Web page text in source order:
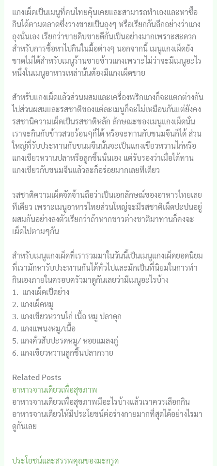
แกงเผ็ดเป็นเมนูที่คนไทยคุ้นเคยและสามารถทำเองและหาซื้อ
กินได้ตามตลาดซึ่งวางขายเป็นถุงๆ หรือเรียกกันอีกอย่างว่าแกง
ถุงนั่นเอง เรียกว่าขายดิบขายดีกันเป็นอย่างมากเพราะสะดวก
สำหรับการซื้อหาไปกินในมื้อต่างๆ นอกจากนี้ เมนูแกงเผ็ดยัง
ขาดไม่ได้สำหรับเมนูร้านขายข้าวแกงเพราะไม่ว่าจะมีเมนูอะไร
หนึ่งในเมนูอาหารเหล่านั้นต้องมีแกงเผ็ดขาย
สำหรับแกงเผ็ดแล้วส่วนผสมและเครื่องพริกแกงก็จะแตกต่างกัน
ไปส่วนผสมและรสชาติของแต่ละเมนูก็จะไม่เหมือนกันแต่ยังคง
รสชานิความเผ็ดเป็นรสชาติหลัก ลักษณะของเมนูแกงเผ็ดนั่น
เราจะกินกับข้าวสวยร้อนๆก็ได้ หรือจะทานกับขนมจีนก็ได้ ส่วน
ใหญ่ที่รับประทานกับขนมจีนนั้นจะเป็นแกงเขียวหวานไก่หรือ
แกงเขียวหวานปลาหรือลูกชิ้นนั่นเอง แต่รับรองว่าเมื่อได้ทาน
แกงเขียวกับขนมจีนแล้วละก็อร่อยมากเลยทีเดียว
รสชาติความเผ็ดจัดจ้านถือว่าเป็นเอกลักษณ์ของอาหารไทยเลย
ทีเดียว เพราะเมนูอาหารไทยส่วนใหญ่จะมีรสชาติเผ็ดปะปนอยู่
ผสมกันอย่างลงตัวเรียกว่าถ้าหากชาวต่างชาติมาทานก็คงจะ
เผ็ดไปตามๆกัน
สำหรับเมนูแกงเผ็ดที่เรารวมมาในวันนี้เป็นเมนูแกงเผ็ดยอดนิยม
ที่เรามักหารับประทานกันได้ทั่วไปและมักเป็นที่นิยมในการทำ
กินเองภายในครอบครัวมาดูกันเลยว่ามีเมนูอะไรบ้าง
1. แกงเผ็ดเป็ดย่าง
2. แกงเผ็ดหมู
3. แกงเขียวหวานไก่ เนื้อ หมู ปลาดุก
4. แกงแพนงหมู/เนื้อ
5. แกงคั่วสับปะรดหมู/ หอยแมลงภู่
6. แกงเขียวหวานลูกชิ้นปลากราย
Related Posts
อาหารจานเดียวเพื่อสุขภาพ
อาหารจานเดียวเพื่อสุขภาพมีอะไรบ้างแล้วเราควรเลือกกิน
อาหารจานเดียวให้มีประโยชน์ต่อร่างกายมากที่สุดได้อย่างไรมา
ดูกันเลย
ประโยชน์และสรรพคุณของมะกรูด